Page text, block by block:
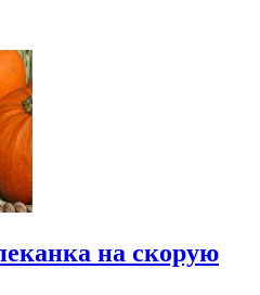
на скорую